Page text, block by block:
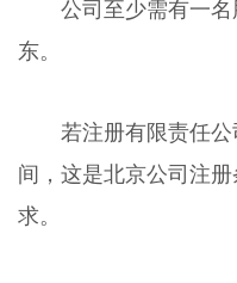
公司至少需有一
东。
若注册有限责任
间，这是北京公司注
求。